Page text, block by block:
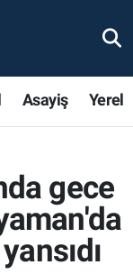
Asayiş Yerel
gece